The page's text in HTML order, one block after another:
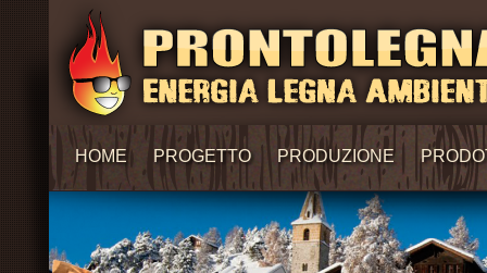
HOME PROGETTO PRODUZIONE